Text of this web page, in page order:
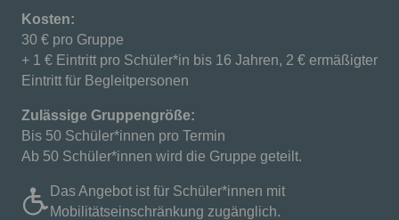
Kosten:
30 € pro Gruppe
+ 1 € Eintritt pro Schüler*in bis 16 Jahren, 2 € ermäßigter
Eintritt für Begleitpersonen
Zulässige Gruppengröße:
Bis 50 Schüler*innen pro Termin
Ab 50 Schüler*innen wird die Gruppe geteilt.
Das Angebot ist für Schüler*innen mit
Mobilitätseinschränkung zugänglich.